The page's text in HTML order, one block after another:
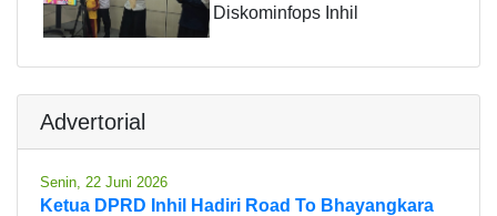
Diskominfops Inhil
Advertorial
Senin, 22 Juni 2026
Ketua DPRD Inhil Hadiri Road To Bhayangkara